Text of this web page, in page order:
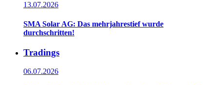
13.07.2026
SMA Solar AG: Das mehrjahrestief wurde
durchschritten!
Tradings
06.07.2026